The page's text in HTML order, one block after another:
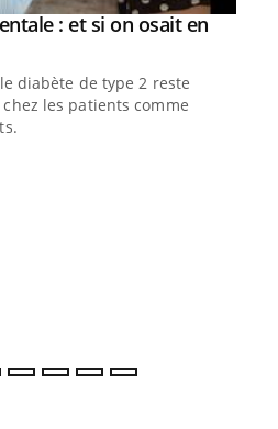
: et si on osait en
diabète de type 2 reste
les patients comme